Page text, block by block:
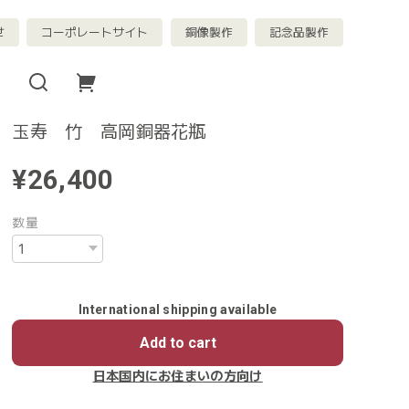
コーポレートサイト 銅像製作 記念品製作
玉寿 竹 高岡銅器花瓶
¥26,400
数量
International shipping available
Add to cart
日本国内にお住まいの方向け